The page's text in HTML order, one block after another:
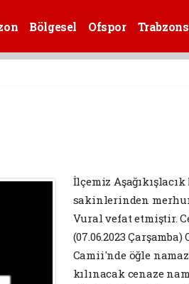
Bölgesel Ofspor
İlçemiz
sakinlerinden
Vural vefat etmiştir.
(07.06.2023 Çarşamba)
Camii'nde öğle
kılınacak cenaze